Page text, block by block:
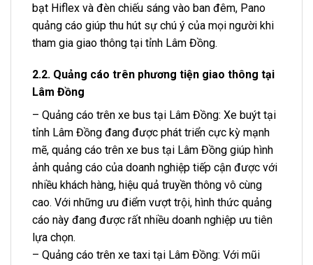
bạt Hiflex và đèn chiếu sáng vào ban đêm, Pano
quảng cáo giúp thu hút sự chú ý của mọi người khi
tham gia giao thông tại tỉnh Lâm Đồng.
2.2. Quảng cáo trên phương tiện giao thông tại
Lâm Đồng
– Quảng cáo trên xe bus tại Lâm Đồng: Xe buýt tại
tỉnh Lâm Đồng đang được phát triển cực kỳ mạnh
mẽ, quảng cáo trên xe bus tại Lâm Đồng giúp hình
ảnh quảng cáo của doanh nghiệp tiếp cận được với
nhiều khách hàng, hiệu quả truyền thông vô cùng
cao. Với những ưu điểm vượt trội, hình thức quảng
cáo này đang được rất nhiều doanh nghiệp ưu tiên
lựa chọn.
– Quảng cáo trên xe taxi tại Lâm Đồng: Với mũi